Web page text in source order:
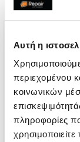
Αυτή η
περιεχομένου
κοινωνικών
πληροφορίες